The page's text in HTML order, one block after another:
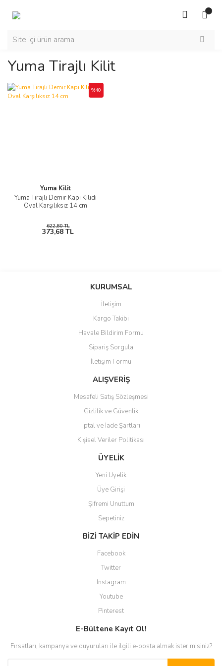
Yuma Tirajlı Kilit
Yuma Kilit
Yuma Tirajlı Demir Kapı Kilidi
Oval Karşılıksız 14 cm
%40
622,80 TL
373,68 TL
KURUMSAL
İletişim
Kargo Takibi
Havale Bildirim Formu
Sipariş Sorgula
İletişim Formu
ALIŞVERİŞ
Mesafeli Satış Sözleşmesi
Gizlilik ve Güvenlik
İptal ve İade Şartları
Kişisel Veriler Politikası
ÜYELİK
Yeni Üyelik
Üye Girişi
Şifremi Unuttum
Sepetiniz
BİZİ TAKİP EDİN
Facebook
Twitter
Instagram
Youtube
Pinterest
E-Bültene Kayıt Ol!
Fırsatları, kampanya ve duyuruları ile ilgili e-posta almak ister misiniz?